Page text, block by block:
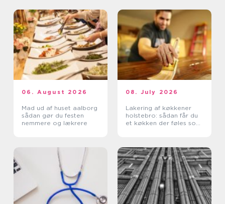
06. August 2026
Mad ud af huset aalborg
sådan gør du festen
nemmere og lækrere
08. July 2026
Lakering af køkkener
holstebro: sådan får du
et køkken der føles som